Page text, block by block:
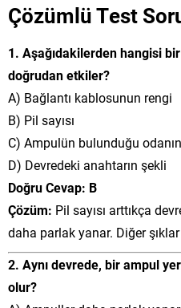
Çözümlü Test
1. Aşağıdakilerden hangisi
doğrudan etkiler?
A) Bağlantı kablosunun rengi
B) Pil sayısı
C) Ampulün bulunduğu odanın
D) Devredeki anahtarın şekli
Doğru Cevap: B
Çözüm: Pil sayısı arttıkça
daha parlak yanar. Diğer
2. Aynı devrede, bir ampul
olur?